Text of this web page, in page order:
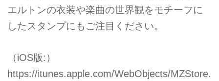
エルトンの衣装や楽曲の世界観をモチーフに
したスタンプにもご注目ください。
（iOS版:）
https://itunes.apple.com/WebObjects/MZStore.